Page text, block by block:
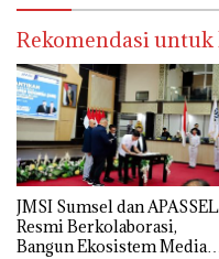
Rekomendasi
JMSI Sumsel dan APASSEL
Resmi Berkolaborasi,
Bangun Ekosistem Media